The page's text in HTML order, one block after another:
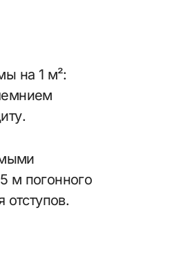
на 1 м²:
м погонного